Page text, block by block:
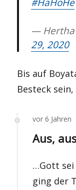
— Hertha
29, 2020
Bis auf
Besteck
vor 6 Jahren
Aus,
…Gott sei
ging der